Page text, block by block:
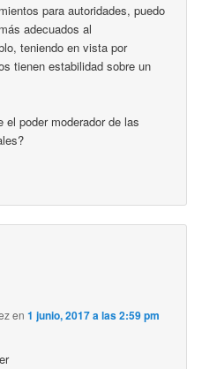
para autoridades, puedo
adecuados al
teniendo en vista por
tienen estabilidad sobre un
el poder moderador de las
en1 junio, 2017 a las 2:59 pm